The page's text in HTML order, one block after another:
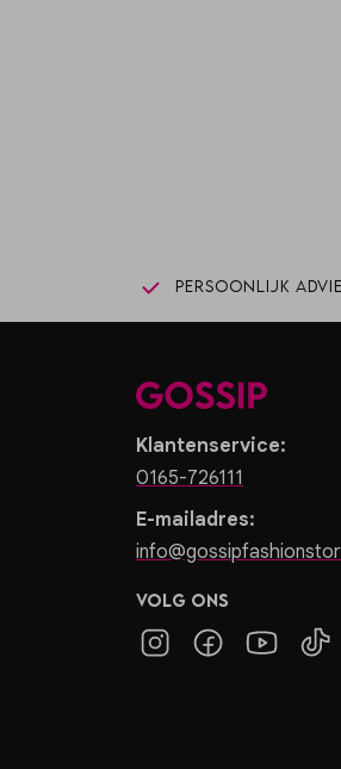
Persoonlijk
Klantenservice:
0165-726111
E-mailadres:
Volg ons